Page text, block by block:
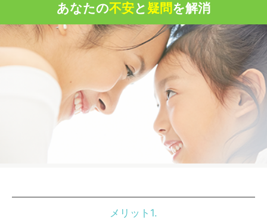
あなたの不安と 疑問 を解消
メリット1.